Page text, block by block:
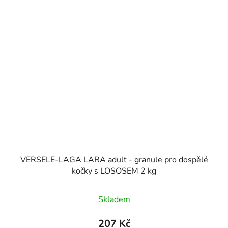
VERSELE-LAGA LARA adult - granule pro dospělé
kočky s LOSOSEM 2 kg
Skladem
207 Kč